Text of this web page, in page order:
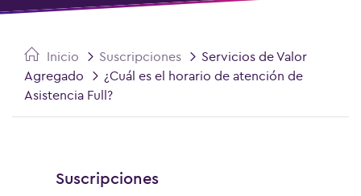
Inicio Suscripciones
Servicios de Valor
Agregado
¿Cuál es el horario de atención de
Asistencia Full?
Suscripciones